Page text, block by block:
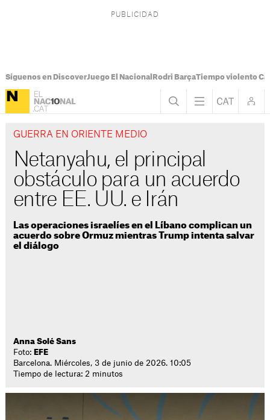
Síguenos en DiscoverJuego El Nacional Rodri BarçaTiempo violento
GUERRA EN ORIENTE MEDIO
Netanyahu, el principal
obstáculo para un acuerdo
entre EE. UU. e Irán
Las operaciones israelíes en el Líbano complican un
acuerdo sobre Ormuz mientras Trump intenta salvar
el diálogo
Anna Solé Sans
Foto: EFE
Barcelona. Miércoles, 3 de junio de 2026. 10:05
Tiempo de lectura: 2 minutos